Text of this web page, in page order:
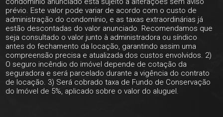
prévio. Este valor pode variar de acordo com o custo de
administração do condomínio, e as taxas extraordinárias já
estão descontadas do valor anunciado. Recomendamos que
seja consultado o valor junto à administradora ou síndico
antes do fechamento da locação, garantindo assim uma
compreensão precisa e atualizada dos custos envolvidos. 2)
O seguro incêndio do imóvel depende de cotação da
seguradora e será parcelado durante a vigência do contrato
de locação. 3) Será cobrado taxa de Fundo de Conservação
do Imóvel de 5%, aplicado sobre o valor do aluguel.